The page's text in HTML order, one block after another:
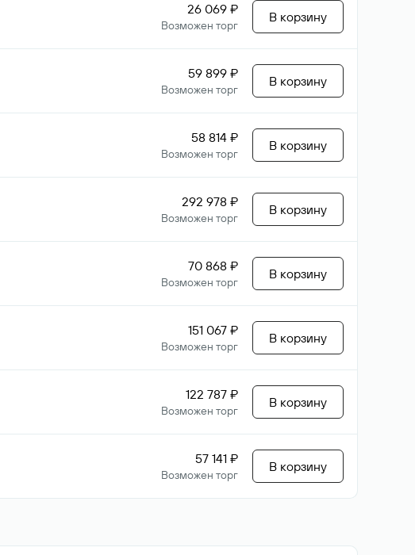
26 069 ₽
Возможен торг
В корзину
59 899 ₽
Возможен торг
В корзину
58 814 ₽
Возможен торг
В корзину
292 978 ₽
Возможен торг
В корзину
70 868 ₽
Возможен торг
В корзину
151 067 ₽
Возможен торг
В корзину
122 787 ₽
Возможен торг
В корзину
57 141 ₽
Возможен торг
В корзину